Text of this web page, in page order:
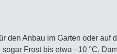
den Anbau im Garten oder auf
Frost bis etwa –10 °C.